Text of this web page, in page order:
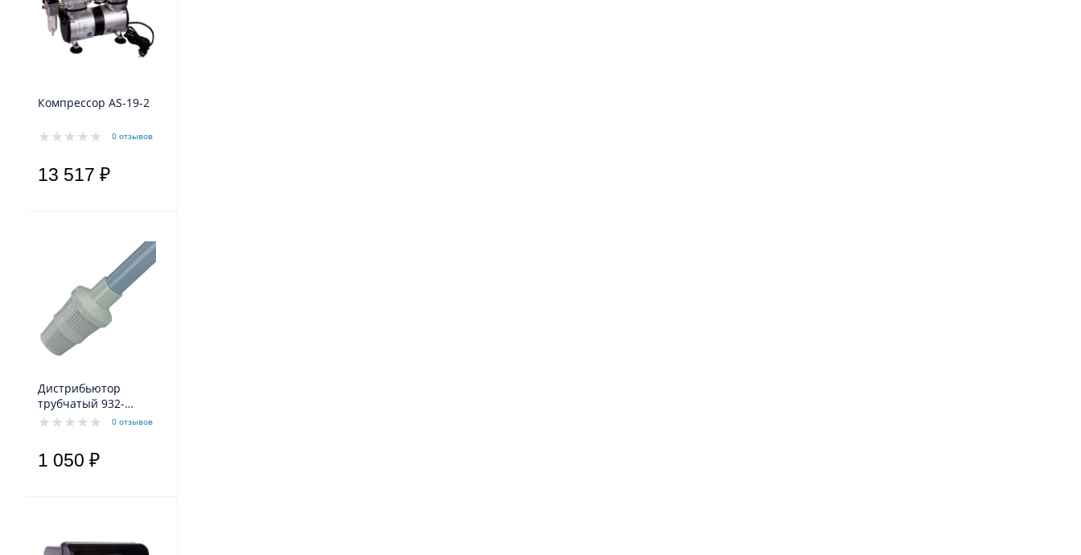
Компрессор AS-19-2
0 отзывов
13 517 ₽
Дистрибьютор
трубчатый 932-
55"х1,05". Высота 55".
0 отзывов
1 050 ₽